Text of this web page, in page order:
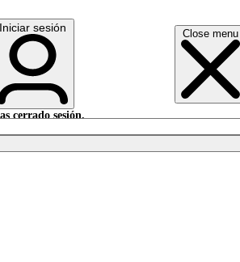
Close menu
English
Iniciar sesión
cerrado sesión.